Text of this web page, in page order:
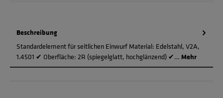
Beschreibung
Standardelement für seitlichen Einwurf Material: Edelstahl, V2A,
1.4501 ✔ Oberfläche: 2R (spiegelglatt, hochglänzend) ✔… Mehr